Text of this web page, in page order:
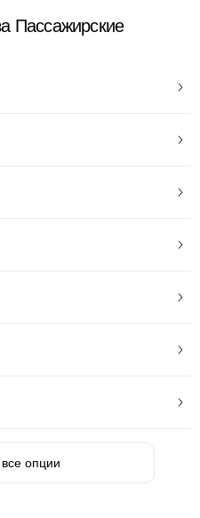
Пассажирские
опции